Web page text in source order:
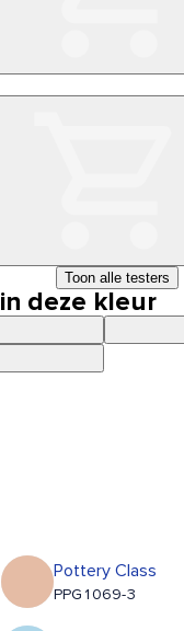
Toon alle testers
deze kleur
Pottery Class
PPG1069-3